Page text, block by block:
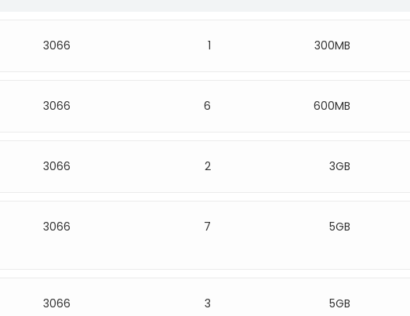
300MB
1
3066
600MB
6
3066
3GB
2
3066
5GB
7
3066
5GB
3
3066